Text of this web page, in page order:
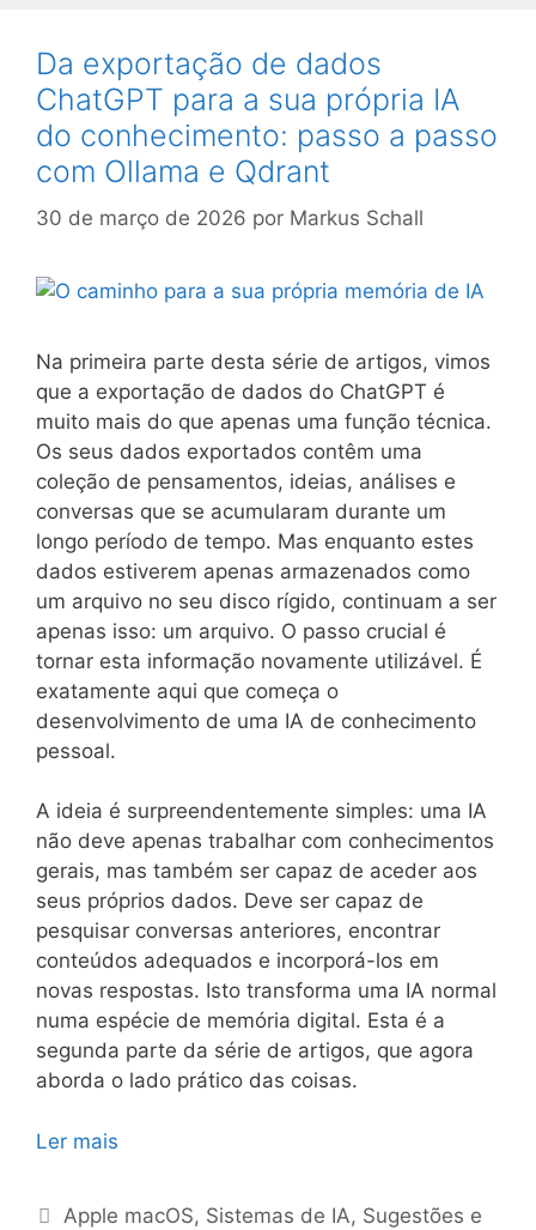
Da exportação de dados
ChatGPT para a sua própria IA
do conhecimento: passo a passo
com Ollama e Qdrant
30 de março de 2026 por Markus Schall
Na primeira parte desta série de artigos, vimos
que a exportação de dados do ChatGPT é
muito mais do que apenas uma função técnica.
Os seus dados exportados contêm uma
coleção de pensamentos, ideias, análises e
conversas que se acumularam durante um
longo período de tempo. Mas enquanto estes
dados estiverem apenas armazenados como
um arquivo no seu disco rígido, continuam a ser
apenas isso: um arquivo. O passo crucial é
tornar esta informação novamente utilizável. É
exatamente aqui que começa o
desenvolvimento de uma IA de conhecimento
pessoal.
A ideia é surpreendentemente simples: uma IA
não deve apenas trabalhar com conhecimentos
gerais, mas também ser capaz de aceder aos
seus próprios dados. Deve ser capaz de
pesquisar conversas anteriores, encontrar
conteúdos adequados e incorporá-los em
novas respostas. Isto transforma uma IA normal
numa espécie de memória digital. Esta é a
segunda parte da série de artigos, que agora
aborda o lado prático das coisas.
Ler mais
Categorias
Apple macOS, Sistemas de IA, Sugestões e